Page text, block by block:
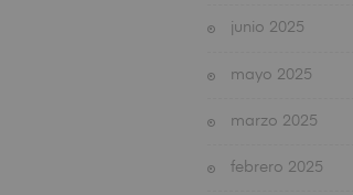
junio 2025
mayo 2025
marzo 2025
febrero 2025